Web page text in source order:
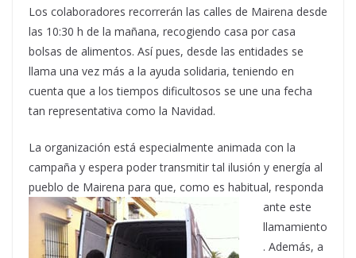
Los colaboradores recorrerán las calles de Mairena desde
las 10:30 h de la mañana, recogiendo casa por casa
bolsas de alimentos. Así pues, desde las entidades se
llama una vez más a la ayuda solidaria, teniendo en
cuenta que a los tiempos dificultosos se une una fecha
tan representativa como la Navidad.
La organización está especialmente animada con la
campaña y espera poder transmitir tal ilusión y energía al
pueblo de Mairena para que, como es habitual, responda
ante este
llamamiento
. Además, a